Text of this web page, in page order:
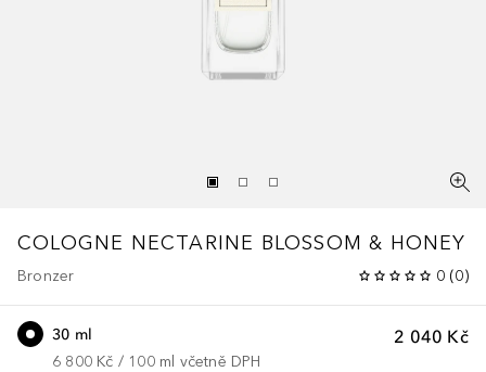
COLOGNE NECTARINE BLOSSOM & HONEY
Bronzer 0 (0)
2 040 Kč
30 ml
6 800 Kč / 100 ml včetně DPH